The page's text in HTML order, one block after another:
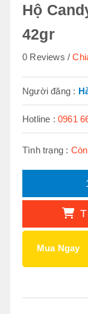
Hộ
42gr
0 Reviews
Người đăng :
Hotline :0961
Tình trạng :
Mua Ngay